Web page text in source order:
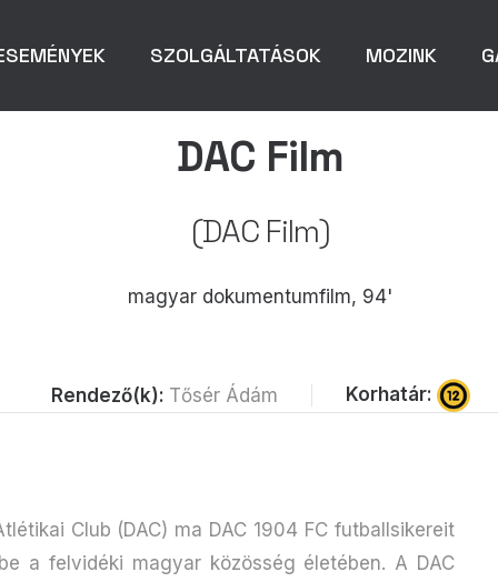
SZOLGÁLTATÁSOK MOZINK
DAC Film
(DAC Film)
magyar dokumentumfilm, 94'
Rendező(k): Tősér Ádám Korhatár:
Club (DAC) ma DAC 1904 FC futballsikereit
a felvidéki magyar közösség életében. A DAC